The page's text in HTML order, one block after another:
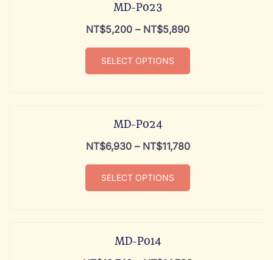
MD-P023
NT$5,200 – NT$5,890
SELECT OPTIONS
MD-P024
NT$6,930– NT$11,780
SELECT OPTIONS
MD-P014